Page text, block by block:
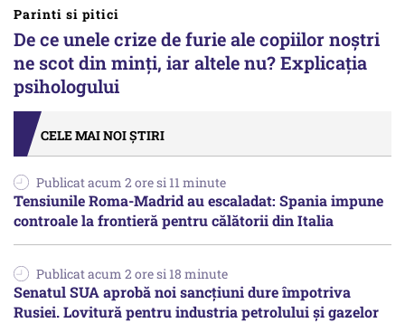
Parinti si pitici
De ce unele crize de furie ale copiilor noștri
ne scot din minți, iar altele nu? Explicația
psihologului
CELE MAI NOI ȘTIRI
Publicat acum 2 ore si 11 minute
Tensiunile Roma-Madrid au escaladat: Spania impune
controale la frontieră pentru călătorii din Italia
Publicat acum 2 ore si 18 minute
Senatul SUA aprobă noi sancțiuni dure împotriva
Rusiei. Lovitură pentru industria petrolului și gazelor